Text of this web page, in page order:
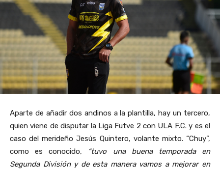
Aparte de añadir dos andinos a la plantilla, hay un tercero,
quien viene de disputar la Liga Futve 2 con ULA F.C. y es el
caso del merideño Jesús Quintero, volante mixto. “Chuy”,
como es conocido,
“tuvo una buena temporada en
Segunda División y de esta manera vamos a mejorar en